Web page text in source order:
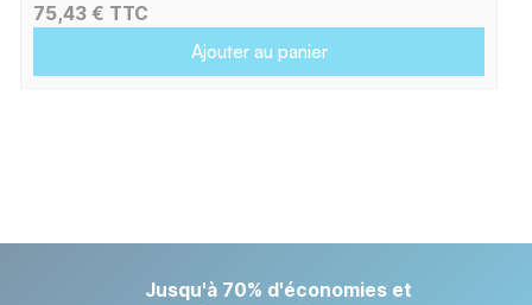
75,43 € TTC
Ajouter au panier
Jusqu'à 70% d'économies et